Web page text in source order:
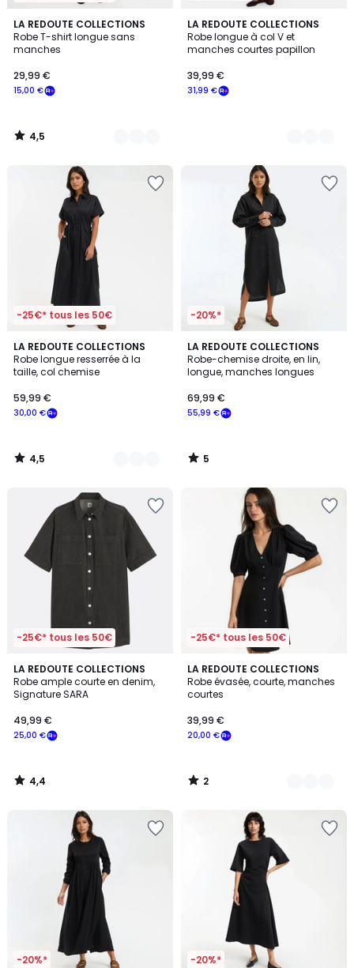
LA REDOUTE COLLECTIONS
Robe T-shirt longue sans
manches
15,00 €
29,99 €
4,5
/ 5
3
Couleurs
4,5
/
LA REDOUTE COLLECTIONS
Robe longue à col V et
manches courtes papillon
31,99 €
39,99 €
2
Couleurs
-25€* tous les 50€
LA REDOUTE COLLECTIONS
Robe longue resserrée à la
taille, col chemise
30,00 €
59,99 €
4,5
/ 5
2
Couleurs
4,5
/
-20%*
LA REDOUTE COLLECTIONS
Robe-chemise droite, en lin,
longue, manches longues
55,99 €
69,99 €
5
/
5
5
/
-25€* tous les 50€
LA REDOUTE COLLECTIONS
Robe ample courte en denim,
Signature SARA
25,00 €
49,99 €
4,4
/ 5
4,4
/
-25€* tous les 50€
LA REDOUTE COLLECTIONS
Robe évasée, courte, manches
courtes
20,00 €
39,99 €
2
/
5
2
Couleurs
2
/
-20%* -20%*